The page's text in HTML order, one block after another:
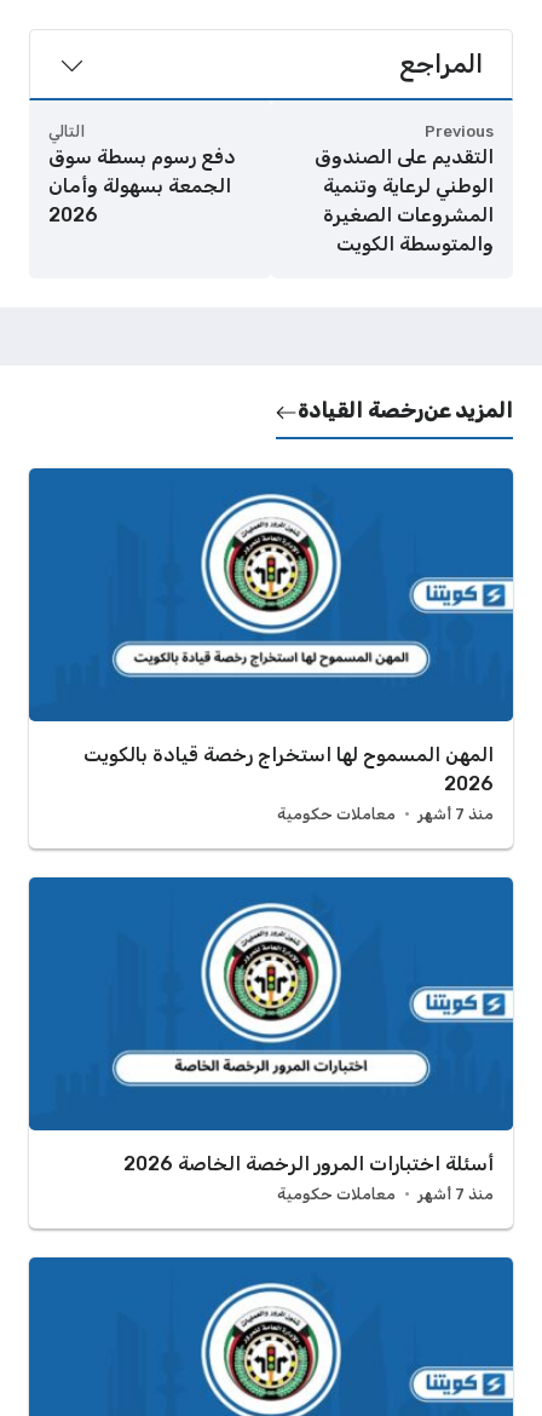
المراجع
Previous
التقديم على الصندوق
الوطني لرعاية وتنمية
المشروعات الصغيرة
والمتوسطة الكويت
التالي
دفع رسوم بسطة سوق
الجمعة بسهولة وأمان
2026
المزيد عنرخصة القيادة
المهن المسموح لها استخراج رخصة قيادة بالكويت
2026
منذ 7 أشهر معاملات حكومية
أسئلة اختبارات المرور الرخصة الخاصة 2026
منذ 7 أشهر معاملات حكومية